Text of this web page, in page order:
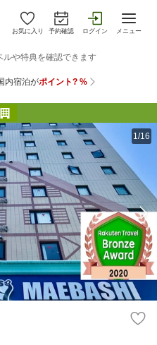
お気に入り 予約確認 ログイン メニュー
1/16